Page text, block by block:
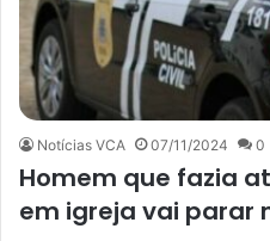
Notícias VCA 07/11/2024 0
Homem que fazia
em igreja vai parar